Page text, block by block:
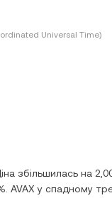
Universal Time)
збільшилась на
AVAX у спадному